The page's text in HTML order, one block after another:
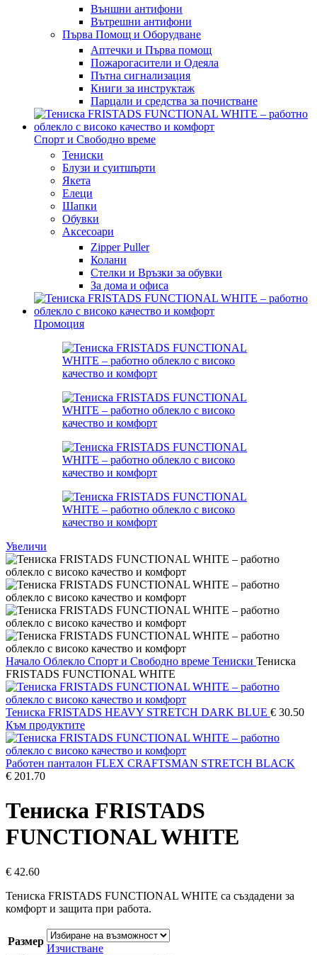
Външни антифони
Вътрешни антифони
Първа Помощ и Оборудване
Аптечки и Първа помощ
Пожарогасители и Одеяла
Пътна сигнализация
Книги за инструктаж
Парцали и средства за почистване
Спорт и Свободно време
Тениски
Блузи и суитшърти
Якета
Елеци
Шапки
Обувки
Аксесоари
Zipper Puller
Колани
Стелки и Връзки за обувки
За дома и офиса
Промоция
Увеличи
Начало Облекло Спорт и Свободно време Тениски Тениска
FRISTADS FUNCTIONAL WHITE
Тениска FRISTADS HEAVY STRETCH DARK BLUE € 30.50
Към продуктите
Работен панталон FLEX CRAFTSMAN STRETCH BLACK
€ 201.70
Тениска FRISTADS
FUNCTIONAL WHITE
€ 42.60
Тениска FRISTADS FUNCTIONAL WHITE са създадени за
комфорт и защита при работа.
Размер
Изчистване